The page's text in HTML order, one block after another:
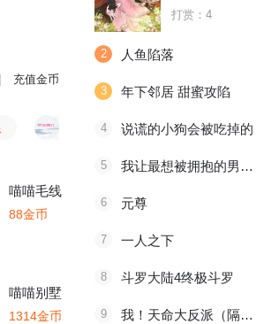
充值金币
T-4101a138dba7bcaf打赏了1个爱心猫粮
喵喵毛线
88金币
喵喵别墅
1314金币
打赏：4
2 人鱼陷落
3 年下邻居 甜蜜攻陷
4 说谎的小狗会被吃掉的
5 我让最想被拥抱的男人给威胁了
6 元尊
7 一人之下
8 斗罗大陆4终极斗罗
9 我！天命大反派（隔周双更）